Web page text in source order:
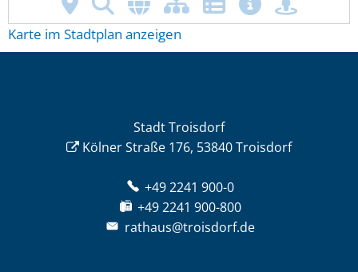
Karte im Stadtplan anzeigen
Stadt Troisdorf
Kölner Straße 176, 53840 Troisdorf
+49 2241 900-0
+49 2241 900-800
rathaus@troisdorf.de